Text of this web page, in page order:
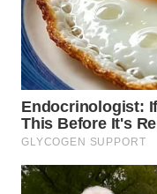
WN
KEPULAUAN
SERIBU
WN
TANGERANG
BINJAI